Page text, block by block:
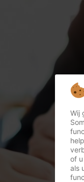
Wij
of
als